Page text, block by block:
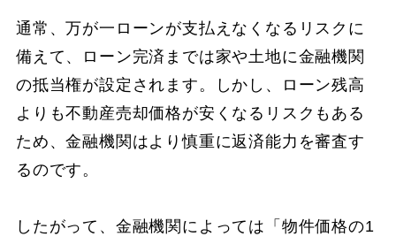
通常、万が一ローンが支払えなくなるリスクに
備えて、ローン完済までは家や土地に金融機関
の抵当権が設定されます。しかし、ローン残高
よりも不動産売却価格が安くなるリスクもある
ため、金融機関はより慎重に返済能力を審査す
るのです。
したがって、金融機関によっては「物件価格の1